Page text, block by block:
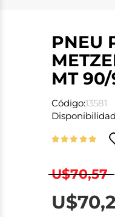
PNEU
MT
Código:13581
U$70,57